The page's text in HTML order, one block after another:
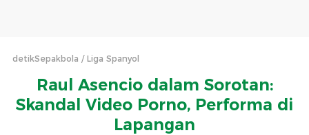
detikSepakbola Liga Spanyol
Raul Asencio dalam Sorotan:
Skandal Video Porno, Performa di
Lapangan